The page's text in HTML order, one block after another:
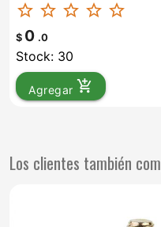
star_border star_border star_border star_border star_border
$ 0 .0
Stock: 30
Agregar add_shopping_cart
Los clientes también